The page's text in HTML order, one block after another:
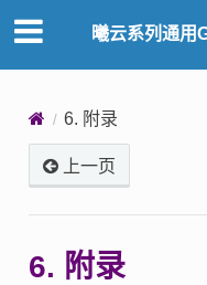
曦云系列通用
6. 附录
上一页
6. 附录